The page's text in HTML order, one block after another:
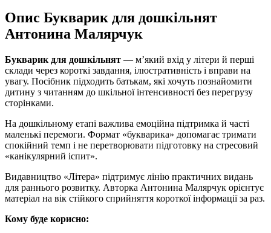
Опис Букварик для дошкільнят
Антонина Малярчук
Букварик для дошкільнят — м’який вхід у літери й перші
склади через короткі завдання, ілюстративність і вправи на
увагу. Посібник підходить батькам, які хочуть познайомити
дитину з читанням до шкільної інтенсивності без перегрузу
сторінками.
На дошкільному етапі важлива емоційна підтримка й часті
маленькі перемоги. Формат «букварика» допомагає тримати
спокійний темп і не перетворювати підготовку на стресовий
«канікулярний іспит».
Видавництво «Літера» підтримує лінію практичних видань
для раннього розвитку. Авторка Антонина Малярчук орієнтує
матеріал на вік стійкого сприйняття короткої інформації за раз.
Кому буде корисно: